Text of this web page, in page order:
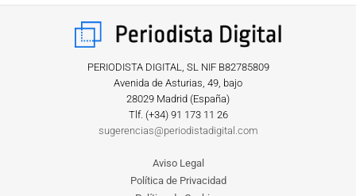
PERIODISTA DIGITAL, SL NIF B82785809
Avenida de Asturias, 49, bajo
28029 Madrid (España)
Tlf. (+34) ‎91 173 11 26
sugerencias@periodistadigital.com
Aviso Legal
Política de Privacidad